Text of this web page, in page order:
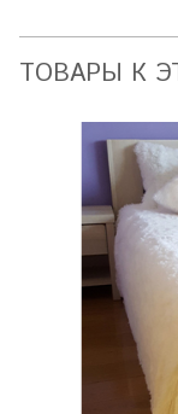
ТОВАРЫ К